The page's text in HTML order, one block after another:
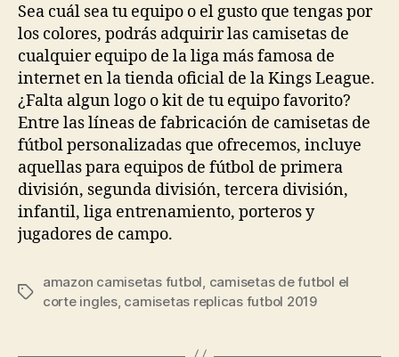
Sea cuál sea tu equipo o el gusto que tengas por
los colores, podrás adquirir las camisetas de
cualquier equipo de la liga más famosa de
internet en la tienda oficial de la Kings League.
¿Falta algun logo o kit de tu equipo favorito?
Entre las líneas de fabricación de camisetas de
fútbol personalizadas que ofrecemos, incluye
aquellas para equipos de fútbol de primera
división, segunda división, tercera división,
infantil, liga entrenamiento, porteros y
jugadores de campo.
Etiquetas
amazon camisetas futbol camisetas de futbol el
corte ingles, camisetas replicas futbol 2019